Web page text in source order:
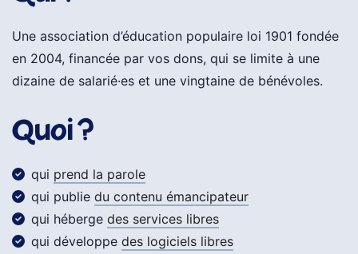
Une association d’éducation populaire loi 1901 fondée
en 2004, financée par vos dons, qui se limite à une
dizaine de salarié·es et une vingtaine de bénévoles.
Quoi ?
qui prend la parole
qui publie du contenu émancipateur
qui héberge des services libres
qui développe des logiciels libres